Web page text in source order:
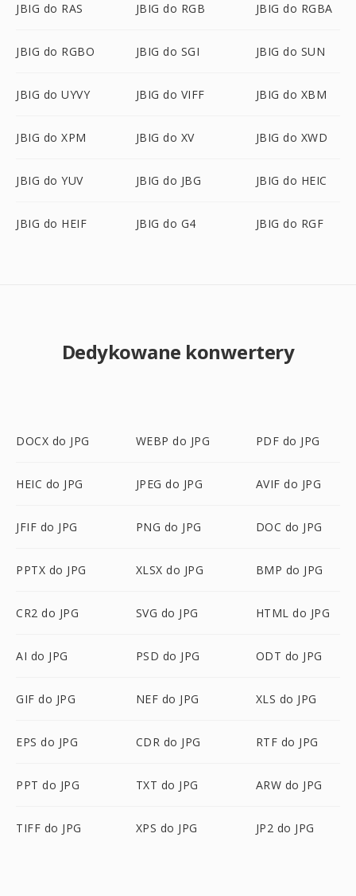
JBIG do RAS JBIG do RGB JBIG do RGBA
JBIG do RGBO JBIG do SGI JBIG do SUN
JBIG do UYVY JBIG do VIFF JBIG do XBM
JBIG do XPM JBIG do XV JBIG do XWD
JBIG do YUV JBIG do JBG JBIG do HEIC
JBIG do HEIF JBIG do G4 JBIG do RGF
Dedykowane konwertery
DOCX do JPG WEBP do JPG PDF do JPG
HEIC do JPG JPEG do JPG AVIF do JPG
JFIF do JPG PNG do JPG DOC do JPG
PPTX do JPG XLSX do JPG BMP do JPG
CR2 do JPG SVG do JPG HTML do JPG
AI do JPG PSD do JPG ODT do JPG
GIF do JPG NEF do JPG XLS do JPG
EPS do JPG CDR do JPG RTF do JPG
PPT do JPG TXT do JPG ARW do JPG
TIFF do JPG XPS do JPG JP2 do JPG